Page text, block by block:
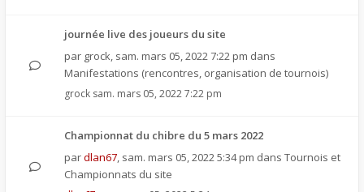
journée live des joueurs du site
par grock, sam. mars 05, 2022 7:22 pm dans
Manifestations (rencontres, organisation de tournois)
grock sam. mars 05, 2022 7:22 pm
Championnat du chibre du 5 mars 2022
pardlan67, sam. mars 05, 2022 5:34 pm dans Tournois et
Championnats du site